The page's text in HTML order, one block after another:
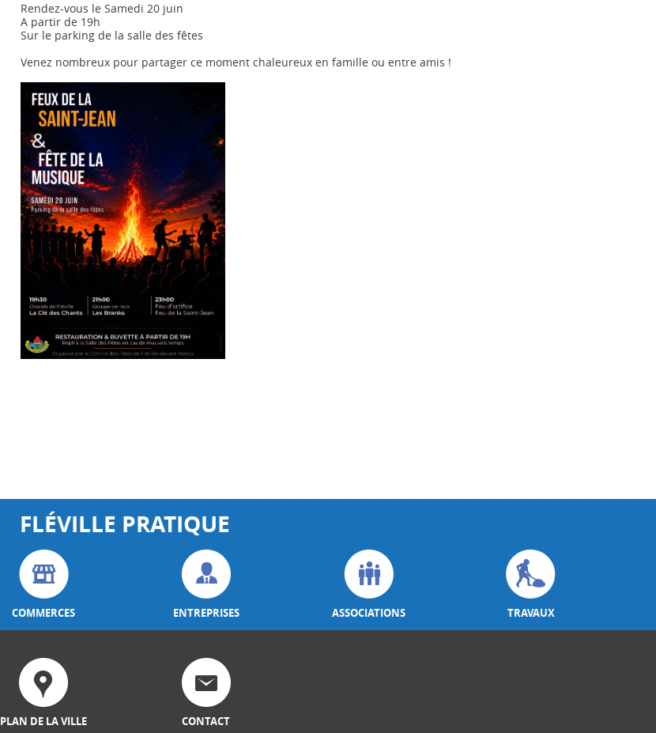
Rendez-vous le Samedi 20 juin
A partir de 19h
Sur le parking de la salle des fêtes
Venez nombreux pour partager ce moment chaleureux en famille ou entre amis !
FLÉVILLE PRATIQUE
COMMERCES ENTREPRISES ASSOCIATIONS TRAVAUX
PLAN DE LA VILLE CONTACT